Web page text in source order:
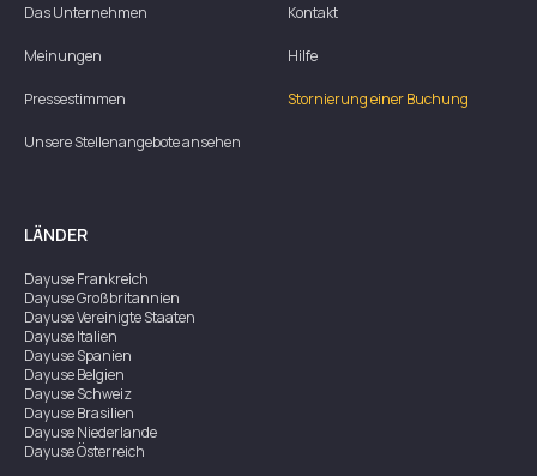
Das Unternehmen
Meinungen
Pressestimmen
Unsere Stellenangebote ansehen
Kontakt
Hilfe
Stornierung einer Buchung
LÄNDER
DayuseFrankreich
DayuseGroßbritannien
DayuseVereinigte Staaten
DayuseItalien
DayuseSpanien
DayuseBelgien
DayuseSchweiz
DayuseBrasilien
DayuseNiederlande
DayuseÖsterreich